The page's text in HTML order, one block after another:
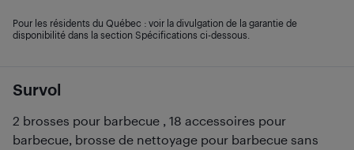
Survol
2 brosses pour barbecue , 18 accessoires pour
barbecue, brosse de nettoyage pour barbecue sans
Pour les résidents du Québec : voir la divulgation de la garantie de
disponibilité dans la section Spécifications ci-dessous.